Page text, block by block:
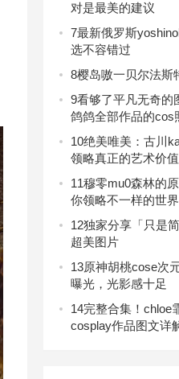
对是最美的建议
7最新俄罗斯
选不容错过
8樱岛嗷一贝尔法斯
9看够了平凡无奇的
鸽鸽全部作品的cos
10绝美唯美：古川
领略真正的艺术价值
11穆零mu0森林的
你领略不一样的世界
12独家分享「只是
超美图片
13原神胡桃cose次
曝光，光影感十足
14完整合集！chloe
cosplay作品图文详